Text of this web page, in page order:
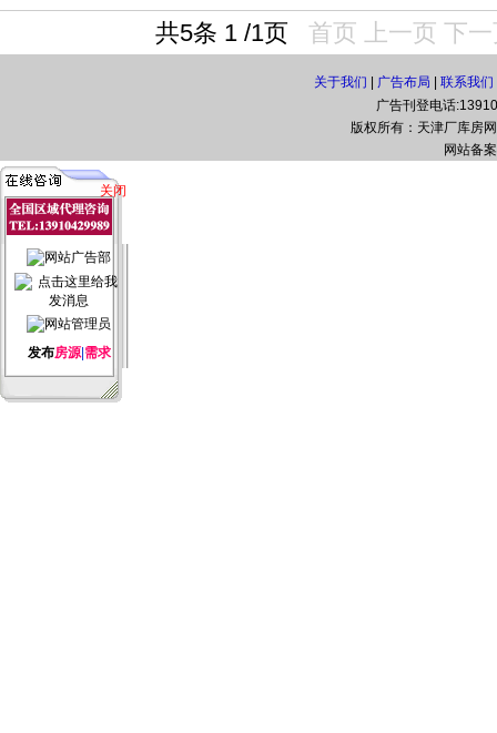
共5条 1 /1页 首页 上一页 下
关于我们 广告布局 联系我们
广告刊登电话
版权所有：天津厂库房
网站备
关闭
发布房源| 需求